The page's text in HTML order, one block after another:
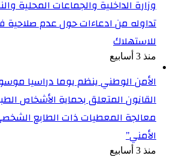
وزارة الداخلية والجماعات المحلية
تداوله من ادعاءات حول عدم صلاحية
للاستهلاك
منذ 3 أسابيع
الأمن الوطني ينظم يوما دراسيا
القانون المتعلق بحماية الأشخاص
معالجة المعطيات ذات الطابع
الأمني”
منذ 3 أسابيع